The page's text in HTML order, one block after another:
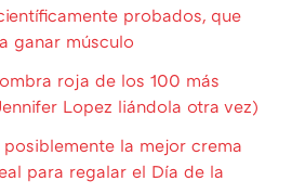
probados, que
ganar músculo
roja de los 100 más
Lopez liándola otra vez)
posiblemente la mejor crema
para regalar el Día de la